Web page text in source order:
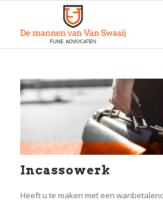
Incassowerk
Heeft u te maken met een